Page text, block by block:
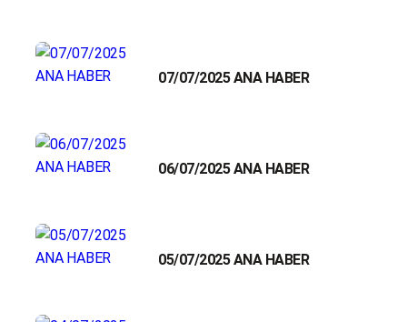
07/07/2025 ANA HABER
06/07/2025 ANA HABER
05/07/2025 ANA HABER